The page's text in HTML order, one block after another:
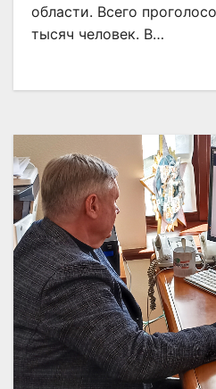
области. Всего
тысяч человек. В…